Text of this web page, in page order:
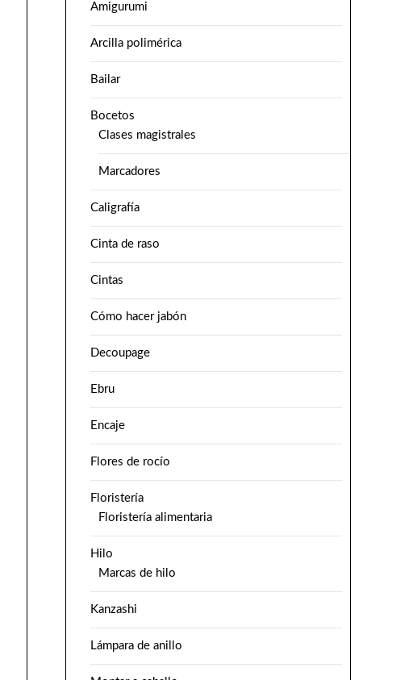
Amigurumi
Arcilla polimérica
Bailar
Bocetos
Clases magistrales
Marcadores
Caligrafía
Cinta de raso
Cintas
Cómo hacer jabón
Decoupage
Ebru
Encaje
Flores de rocío
Floristería
Floristería alimentaria
Hilo
Marcas de hilo
Kanzashi
Lámpara de anillo